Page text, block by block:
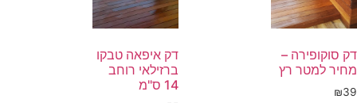
דק סוקופירה –
מחיר למטר רץ
₪39
דק איפאה טבקו
ברזילאי רוחב
14 ס"מ